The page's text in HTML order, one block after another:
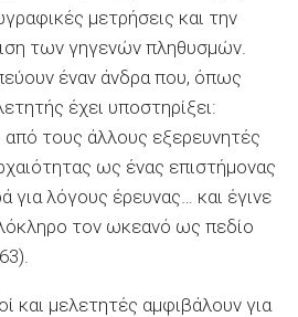
μετρήσεις και την
των γηγενών πληθυσμών.
έναν άνδρα που, όπως
έχει υποστηρίξει:
από τους άλλους εξερευνητές
ως ένας επιστήμονας
για λόγους έρευνας… και έγινε
τον ωκεανό ως πεδίο
και μελετητές αμφιβάλουν για